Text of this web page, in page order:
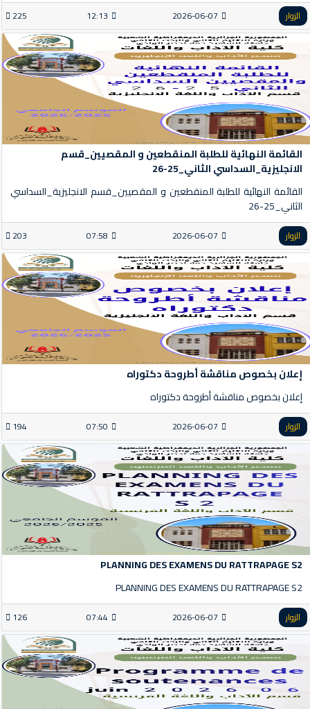
الزوار 2026-06-07
12:13
225
القائمة النهائية للطلبة المنقطعين و المقصيين_قسم
الانجليزية_السداسي الثاني_25-26
القائمة النهائية للطلبة المنقطعين و المقصيين_قسم الانجليزية_السداسي
الثاني_25-26
الزوار 2026-06-07
07:58
203
إعلان بخصوص مناقشة أطروحة دكتوراه
إعلان بخصوص مناقشة أطروحة دكتوراه
الزوار 2026-06-07
07:50
194
PLANNING DES EXAMENS DU RATTRAPAGE S2
PLANNING DES EXAMENS DU RATTRAPAGE S2
الزوار 2026-06-07
07:44
126